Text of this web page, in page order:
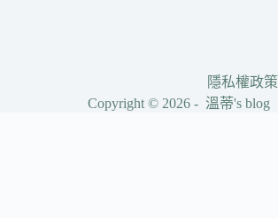
隱私權政策
Copyright © 2026 - 溫蒂's blog